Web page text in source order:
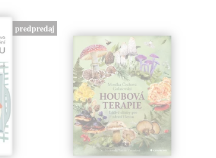
predpredaj